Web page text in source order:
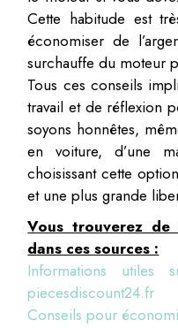
Cette habitude est
économiser de
surchauffe du moteur
Tous ces conseils
travail et de réflexion
soyons honnêtes,
en voiture, d’une
choisissant cette
et une plus grande
Vous trouverez de
dans ces sources :
Informations
piecesdiscount24.fr
Conseils pour